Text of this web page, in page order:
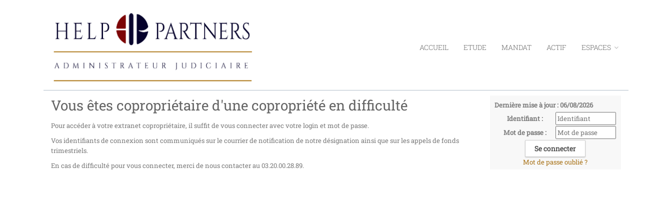
ACCUEIL ETUDE MANDAT ACTIF ESPACES
Dernière mise à jour : 06/08/2026
Identifiant :
Mot de passe :
Mot de passe oublié ?
Vous êtes copropriétaire d'une copropriété en difficulté
Pour accéder à votre extranet copropriétaire, il suffit de vous connecter avec votre login et mot de passe.
Vos identifiants de connexion sont communiqués sur le courrier de notification de notre désignation ainsi que sur les appels de fonds
trimestriels.
En cas de difficulté pour vous connecter, merci de nous contacter au 03.20.00.28.89.